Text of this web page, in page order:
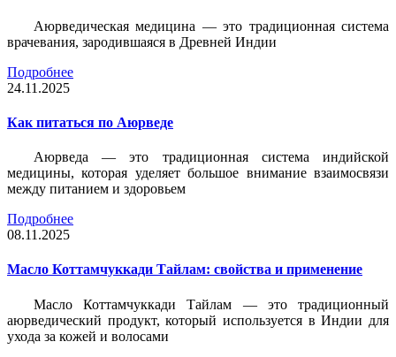
Аюрведическая медицина — это традиционная система
врачевания, зародившаяся в Древней Индии
Подробнее
24.11.2025
Как питаться по Аюрведе
Аюрведа — это традиционная система индийской
медицины, которая уделяет большое внимание взаимосвязи
между питанием и здоровьем
Подробнее
08.11.2025
Масло Коттамчуккади Тайлам: свойства и применение
Масло Коттамчуккади Тайлам — это традиционный
аюрведический продукт, который используется в Индии для
ухода за кожей и волосами